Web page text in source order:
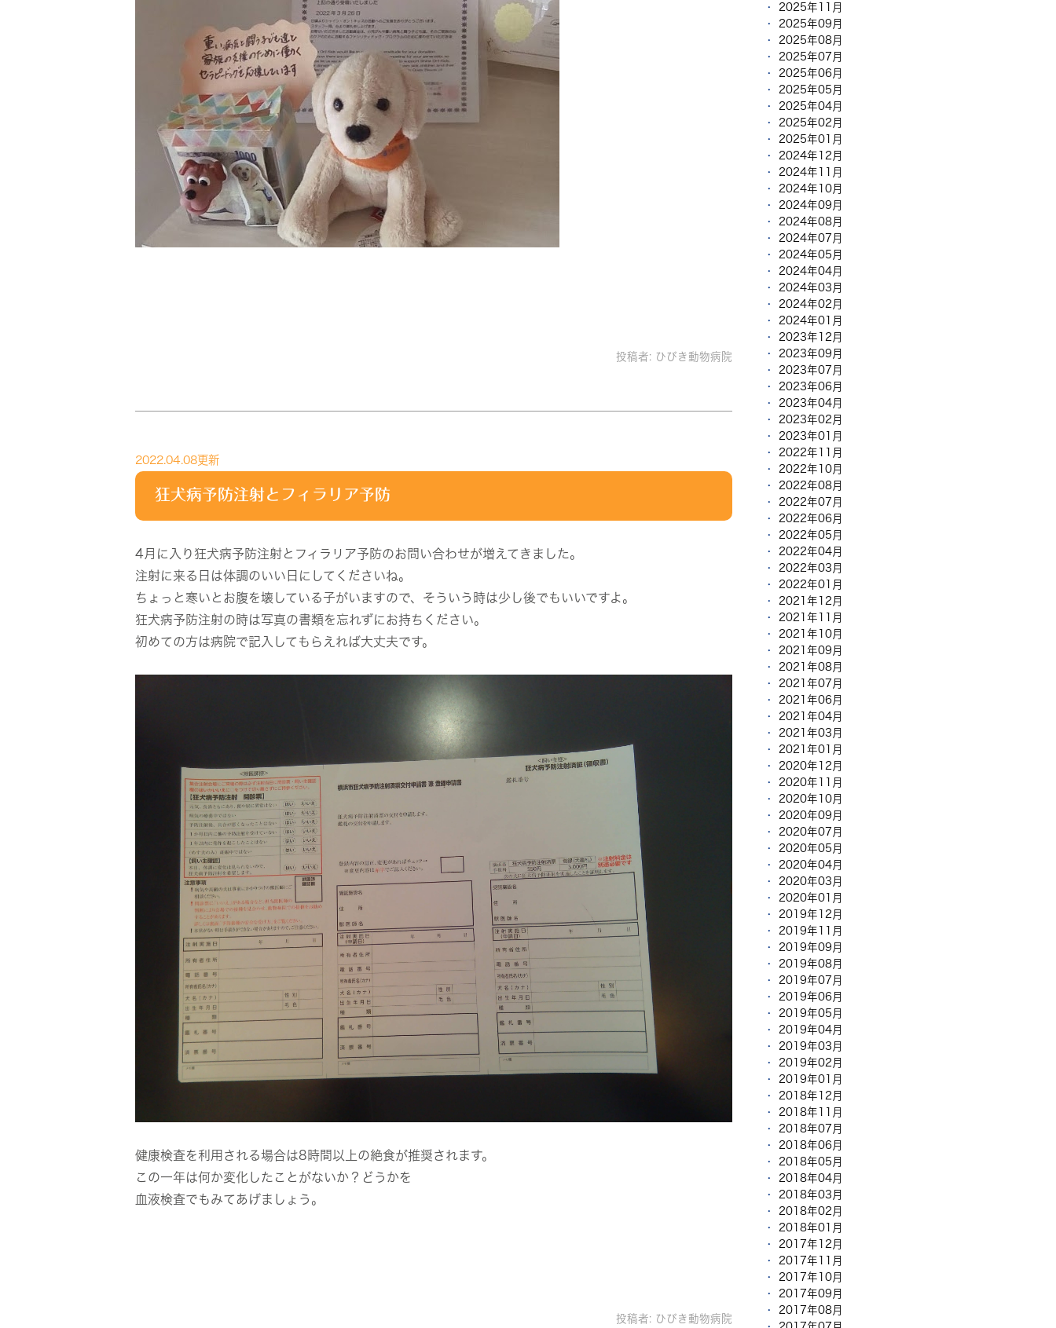
投稿者: ひびき動物病院
2022.04.08更新
狂犬病予防注射とフィラリア予防
4月に入り狂犬病予防注射とフィラリア予防のお問い合わせが増えてきました。
注射に来る日は体調のいい日にしてくださいね。
ちょっと寒いとお腹を壊している子がいますので、そういう時は少し後でもいいですよ。
狂犬病予防注射の時は写真の書類を忘れずにお持ちください。
初めての方は病院で記入してもらえれば大丈夫です。
健康検査を利用される場合は8時間以上の絶食が推奨されます。
この一年は何か変化したことがないか？どうかを
血液検査でもみてあげましょう。
投稿者: ひびき動物病院
2025年11月
2025年09月
2025年08月
2025年07月
2025年06月
2025年05月
2025年04月
2025年02月
2025年01月
2024年12月
2024年11月
2024年10月
2024年09月
2024年08月
2024年07月
2024年05月
2024年04月
2024年03月
2024年02月
2024年01月
2023年12月
2023年09月
2023年07月
2023年06月
2023年04月
2023年02月
2023年01月
2022年11月
2022年10月
2022年08月
2022年07月
2022年06月
2022年05月
2022年04月
2022年03月
2022年01月
2021年12月
2021年11月
2021年10月
2021年09月
2021年08月
2021年07月
2021年06月
2021年04月
2021年03月
2021年01月
2020年12月
2020年11月
2020年10月
2020年09月
2020年07月
2020年05月
2020年04月
2020年03月
2020年01月
2019年12月
2019年11月
2019年09月
2019年08月
2019年07月
2019年06月
2019年05月
2019年04月
2019年03月
2019年02月
2019年01月
2018年12月
2018年11月
2018年07月
2018年06月
2018年05月
2018年04月
2018年03月
2018年02月
2018年01月
2017年12月
2017年11月
2017年10月
2017年09月
2017年08月